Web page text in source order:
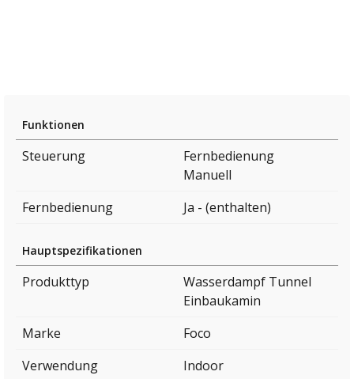
Funktionen
Steuerung
Fernbedienung
Manuell
Fernbedienung
Ja - (enthalten)
Hauptspezifikationen
Produkttyp
Wasserdampf Tunnel
Einbaukamin
Marke
Foco
Verwendung
Indoor